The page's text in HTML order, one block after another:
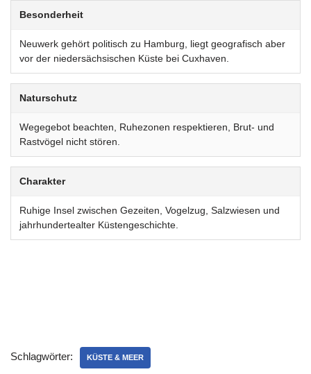
Besonderheit
Neuwerk gehört politisch zu Hamburg, liegt geografisch aber
vor der niedersächsischen Küste bei Cuxhaven.
Naturschutz
Wegegebot beachten, Ruhezonen respektieren, Brut- und
Rastvögel nicht stören.
Charakter
Ruhige Insel zwischen Gezeiten, Vogelzug, Salzwiesen und
jahrhundertealter Küstengeschichte.
Schlagwörter: KÜSTE & MEER